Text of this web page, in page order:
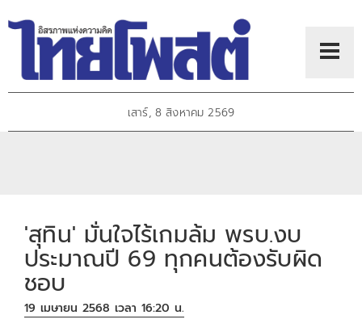
เสาร์, 8 สิงหาคม 2569
'สุทิน' มั่นใจไร้เกมล้ม พรบ.งบ
ประมาณปี 69 ทุกคนต้องรับผิด
ชอบ
19 เมษายน 2568 เวลา 16:20 น.